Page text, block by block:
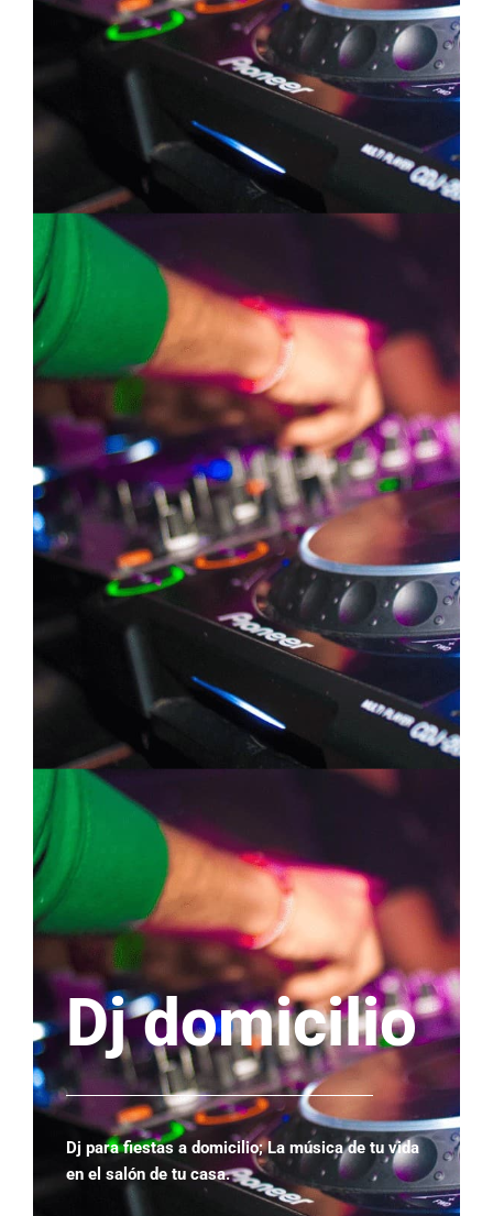
Dj domicilio
Dj para fiestas a domicilio; La música de tu vida
en e l salón de tu casa.